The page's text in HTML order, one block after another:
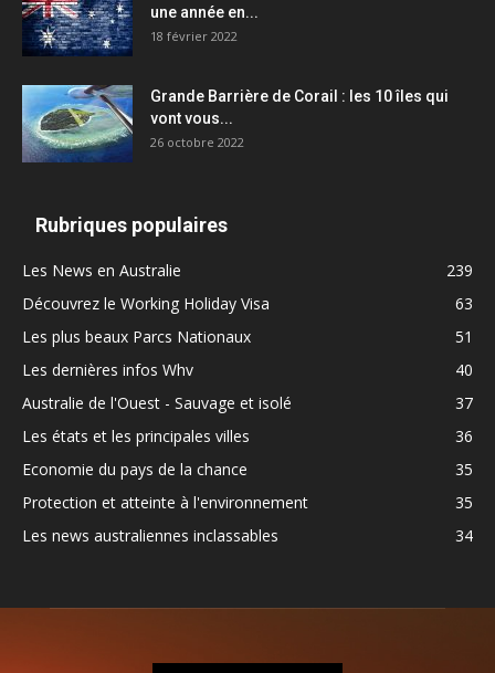
une année en...
18 février 2022
Grande Barrière de Corail : les 10 îles qui
vont vous...
26 octobre 2022
Rubriques populaires
Les News en Australie
239
Découvrez le Working Holiday Visa
63
Les plus beaux Parcs Nationaux
51
Les dernières infos Whv
40
Australie de l'Ouest - Sauvage et isolé
37
Les états et les principales villes
36
Economie du pays de la chance
35
Protection et atteinte à l'environnement
35
Les news australiennes inclassables
34